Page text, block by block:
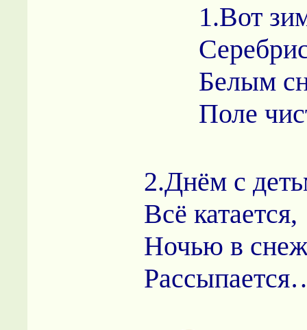
1.Вот
Белым
Поле
2.Днём с
Всё катается,
Ночью в